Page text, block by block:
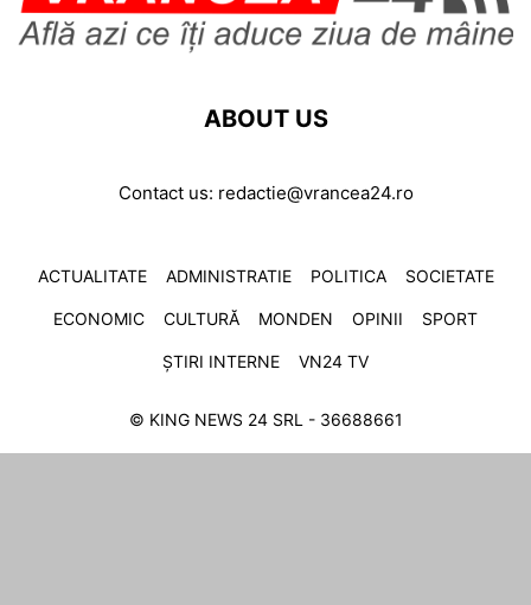
ABOUT US
Contact us: redactie@vrancea24.ro
ACTUALITATE ADMINISTRATIE POLITICA SOCIETATE
ECONOMIC CULTURĂ MONDEN OPINII SPORT
ȘTIRI INTERNE VN24 TV
© KING NEWS 24 SRL - 36688661